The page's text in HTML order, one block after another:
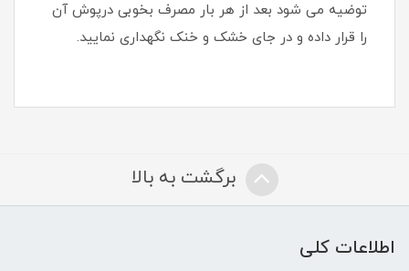
توضیه می شود بعد از هر بار مصرف بخوبی درپوش آن
را قرار داده و در جای خشک و خنک نگهداری نمایید.
برگشت به بالا
اطلاعات کلی